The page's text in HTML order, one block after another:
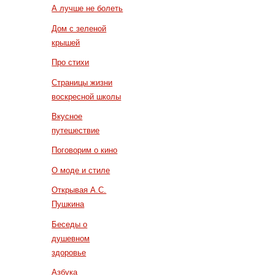
А лучше не болеть
Дом с зеленой
крышей
Про стихи
Страницы жизни
воскресной школы
Вкусное
путешествие
Поговорим о кино
О моде и стиле
Открывая А.С.
Пушкина
Беседы о
душевном
здоровье
Азбука